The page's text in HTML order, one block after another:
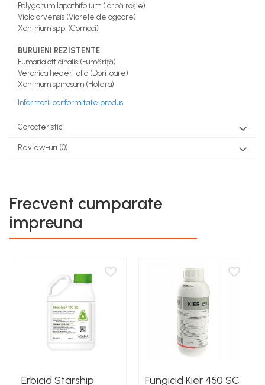
Polygonum lapathifolium (Iarbă roşie)
Viola arvensis (Viorele de ogoare)
Xanthium spp. (Cornaci)
BURUIENI REZISTENTE
Fumaria officinalis (Fumăriță)
Veronica hederifolia (Doritoare)
Xanthium spinosum (Holera)
Informatii conformitate produs
Caracteristici
Review-uri (0)
Frecvent cumparate
impreuna
Erbicid Starship Fungicid Kier 450 SC